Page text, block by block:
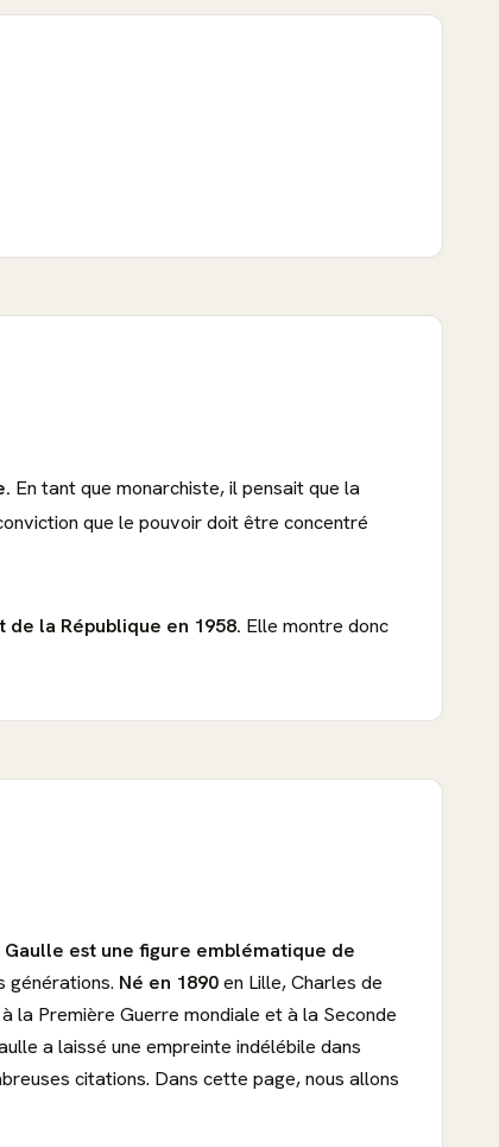
En tant que monarchiste, il pensait que la
que le pouvoir doit être concentré
la République en 1958. Elle montre donc
est une figure emblématique de
générations. Né en 1890en Lille, Charles de
la Première Guerre mondiale et à la Seconde
a laissé une empreinte indélébile dans
citations. Dans cette page, nous allons